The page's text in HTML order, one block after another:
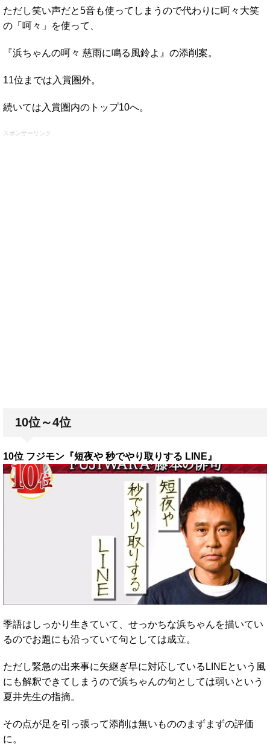
ただし笑い声だと5音も使ってしまうので代わりに呵々大笑
の「呵々」を使って、
『浜ちゃんの呵々 慈雨に鳴る風鈴よ』の添削案。
11位までは入賞圏外。
続いては入賞圏内のトップ10へ。
スポンサーリンク
10位～4位
10位 フジモン『短夜や 秒でやり取りする LINE』
季語はしっかり生きていて、せっかちな浜ちゃんを描いてい
るのでお題にも沿っていて句としては成立。
ただし緊急の出来事に矢継ぎ早に対応しているLINEという風
にも解釈できてしまうので浜ちゃんの句としては弱いという
夏井先生の指摘。
その点が足を引っ張って添削は無いもののまずまずの評価
に。